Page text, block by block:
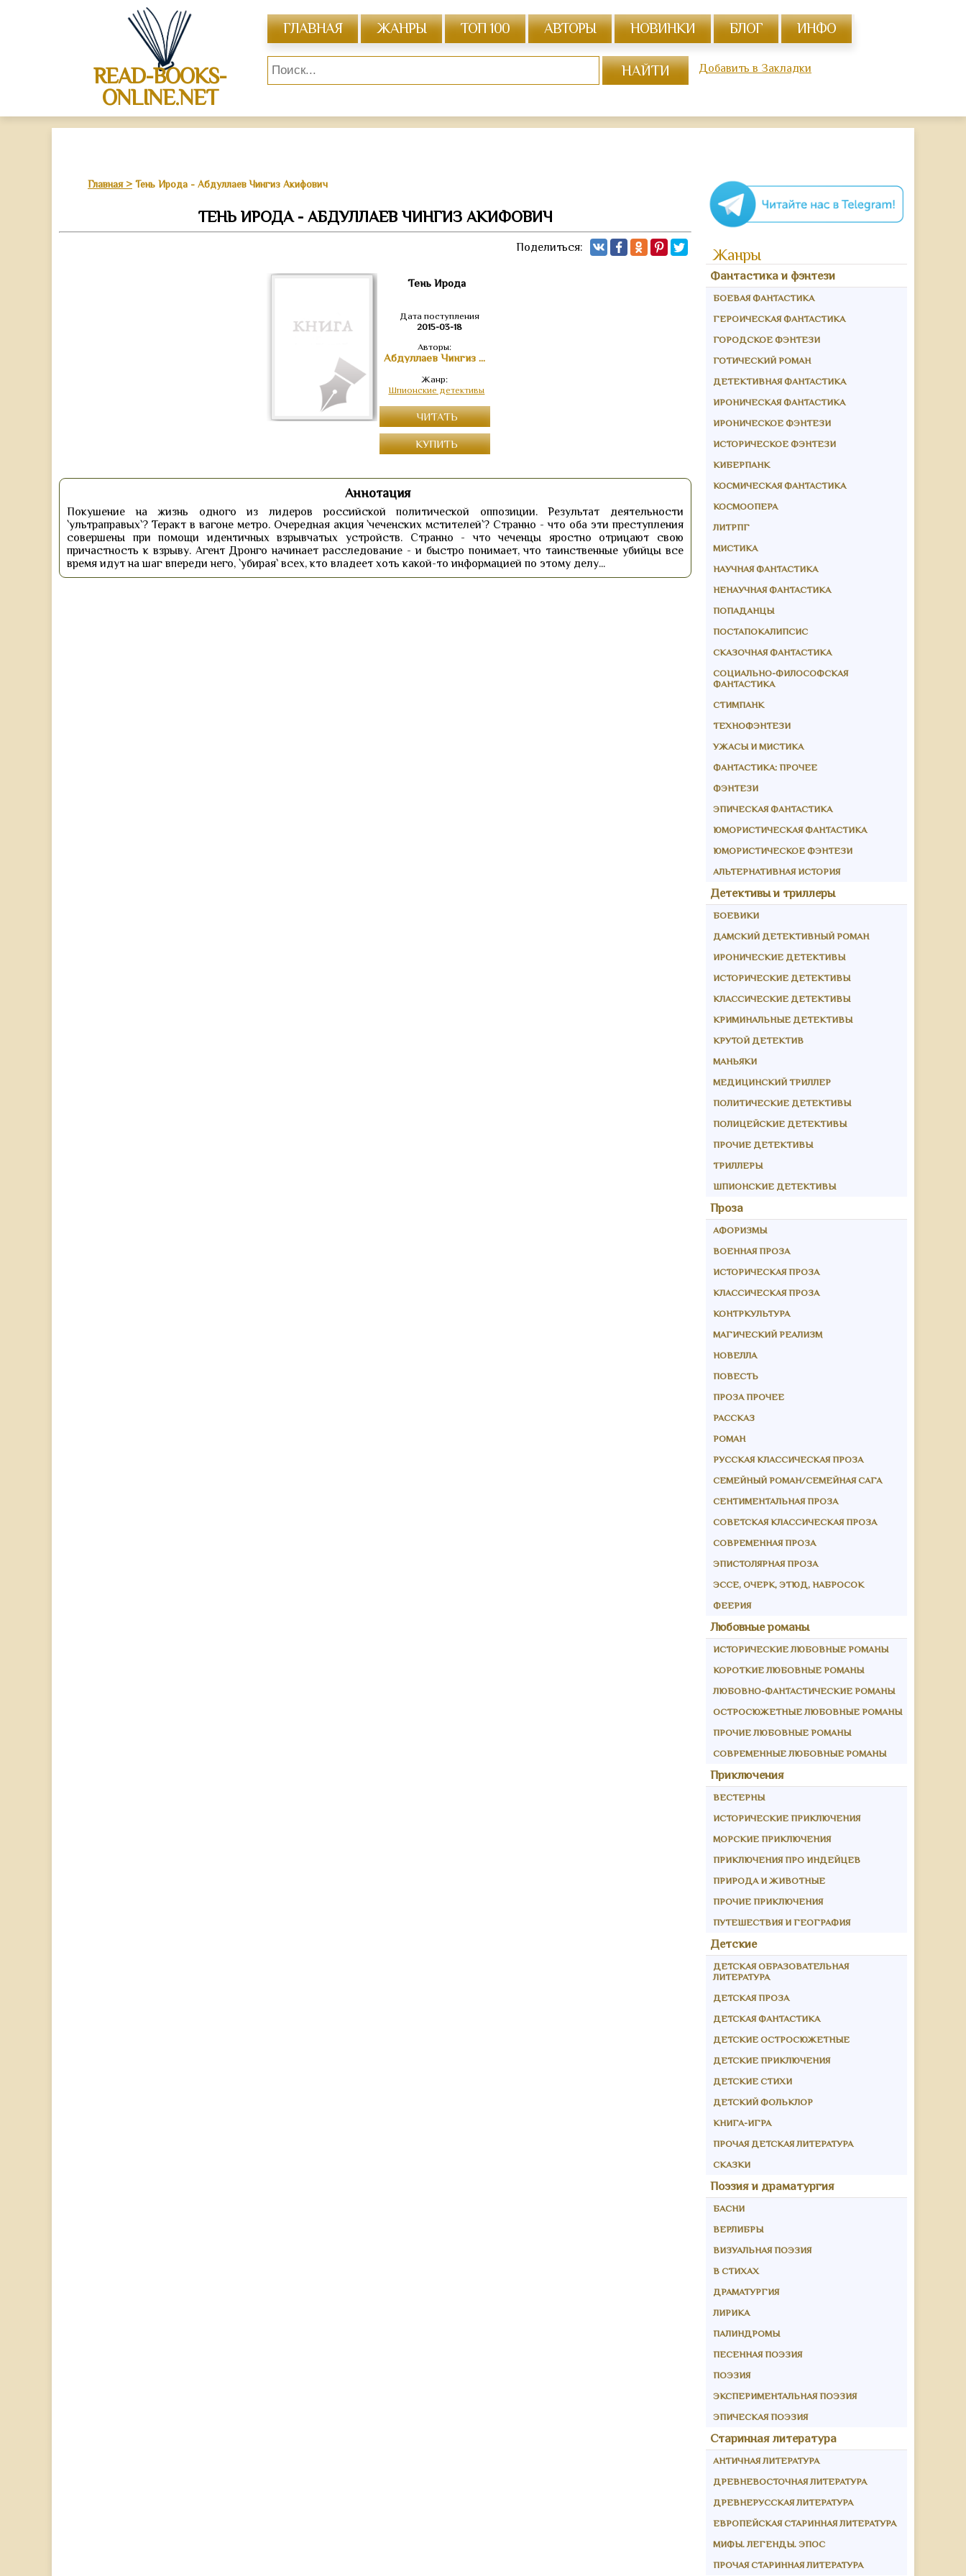
READ-BOOKS-
ONLINE.NET
ГЛАВНАЯ ЖАНРЫ ТОП 100 АВТОРЫ НОВИНКИ БЛОГ ИНФО
Добавить в Закладки
Главная Тень Ирода - Абдуллаев Чингиз Акифович
ТЕНЬ ИРОДА - АБДУЛЛАЕВ ЧИНГИЗ АКИФОВИЧ
Поделиться:
Тень Ирода
Дата поступления
2015-03-18
Авторы:
Абдуллаев Чингиз Акифович
Жанр:
Шпионские детективы
ЧИТАТЬ
КУПИТЬ
Аннотация
Покушение на жизнь одного из лидеров российской политической оппозиции. Результат деятельности
`ультраправых`? Теракт в вагоне метро. Очередная акция `чеченских мстителей`? Странно - что оба эти преступления
совершены при помощи идентичных взрывчатых устройств. Странно - что чеченцы яростно отрицают свою
причастность к взрыву. Агент Дронго начинает расследование - и быстро понимает, что таинственные убийцы все
время идут на шаг впереди него, `убирая` всех, кто владеет хоть какой-то информацией по этому делу...
Жанры
Фантастика и фэнтези
БОЕВАЯ ФАНТАСТИКА
ГЕРОИЧЕСКАЯ ФАНТАСТИКА
ГОРОДСКОЕ ФЭНТЕЗИ
ГОТИЧЕСКИЙ РОМАН
ДЕТЕКТИВНАЯ ФАНТАСТИКА
ИРОНИЧЕСКАЯ ФАНТАСТИКА
ИРОНИЧЕСКОЕ ФЭНТЕЗИ
ИСТОРИЧЕСКОЕ ФЭНТЕЗИ
КИБЕРПАНК
КОСМИЧЕСКАЯ ФАНТАСТИКА
КОСМООПЕРА
ЛИТРПГ
МИСТИКА
НАУЧНАЯ ФАНТАСТИКА
НЕНАУЧНАЯ ФАНТАСТИКА
ПОПАДАНЦЫ
ПОСТАПОКАЛИПСИС
СКАЗОЧНАЯ ФАНТАСТИКА
СОЦИАЛЬНО-ФИЛОСОФСКАЯ
ФАНТАСТИКА
СТИМПАНК
ТЕХНОФЭНТЕЗИ
УЖАСЫ И МИСТИКА
ФАНТАСТИКА: ПРОЧЕЕ
ФЭНТЕЗИ
ЭПИЧЕСКАЯ ФАНТАСТИКА
ЮМОРИСТИЧЕСКАЯ ФАНТАСТИКА
ЮМОРИСТИЧЕСКОЕ ФЭНТЕЗИ
АЛЬТЕРНАТИВНАЯ ИСТОРИЯ
Детективы и триллеры
БОЕВИКИ
ДАМСКИЙ ДЕТЕКТИВНЫЙ РОМАН
ИРОНИЧЕСКИЕ ДЕТЕКТИВЫ
ИСТОРИЧЕСКИЕ ДЕТЕКТИВЫ
КЛАССИЧЕСКИЕ ДЕТЕКТИВЫ
КРИМИНАЛЬНЫЕ ДЕТЕКТИВЫ
КРУТОЙ ДЕТЕКТИВ
МАНЬЯКИ
МЕДИЦИНСКИЙ ТРИЛЛЕР
ПОЛИТИЧЕСКИЕ ДЕТЕКТИВЫ
ПОЛИЦЕЙСКИЕ ДЕТЕКТИВЫ
ПРОЧИЕ ДЕТЕКТИВЫ
ТРИЛЛЕРЫ
ШПИОНСКИЕ ДЕТЕКТИВЫ
Проза
АФОРИЗМЫ
ВОЕННАЯ ПРОЗА
ИСТОРИЧЕСКАЯ ПРОЗА
КЛАССИЧЕСКАЯ ПРОЗА
КОНТРКУЛЬТУРА
МАГИЧЕСКИЙ РЕАЛИЗМ
НОВЕЛЛА
ПОВЕСТЬ
ПРОЗА ПРОЧЕЕ
РАССКАЗ
РОМАН
РУССКАЯ КЛАССИЧЕСКАЯ ПРОЗА
СЕМЕЙНЫЙ РОМАН/СЕМЕЙНАЯ САГА
СЕНТИМЕНТАЛЬНАЯ ПРОЗА
СОВЕТСКАЯ КЛАССИЧЕСКАЯ ПРОЗА
СОВРЕМЕННАЯ ПРОЗА
ЭПИСТОЛЯРНАЯ ПРОЗА
ЭССЕ, ОЧЕРК, ЭТЮД, НАБРОСОК
ФЕЕРИЯ
Любовные романы
ИСТОРИЧЕСКИЕ ЛЮБОВНЫЕ РОМАНЫ
КОРОТКИЕ ЛЮБОВНЫЕ РОМАНЫ
ЛЮБОВНО-ФАНТАСТИЧЕСКИЕ РОМАНЫ
ОСТРОСЮЖЕТНЫЕ ЛЮБОВНЫЕ РОМАНЫ
ПРОЧИЕ ЛЮБОВНЫЕ РОМАНЫ
СОВРЕМЕННЫЕ ЛЮБОВНЫЕ РОМАНЫ
Приключения
ВЕСТЕРНЫ
ИСТОРИЧЕСКИЕ ПРИКЛЮЧЕНИЯ
МОРСКИЕ ПРИКЛЮЧЕНИЯ
ПРИКЛЮЧЕНИЯ ПРО ИНДЕЙЦЕВ
ПРИРОДА И ЖИВОТНЫЕ
ПРОЧИЕ ПРИКЛЮЧЕНИЯ
ПУТЕШЕСТВИЯ И ГЕОГРАФИЯ
Детские
ДЕТСКАЯ ОБРАЗОВАТЕЛЬНАЯ
ЛИТЕРАТУРА
ДЕТСКАЯ ПРОЗА
ДЕТСКАЯ ФАНТАСТИКА
ДЕТСКИЕ ОСТРОСЮЖЕТНЫЕ
ДЕТСКИЕ ПРИКЛЮЧЕНИЯ
ДЕТСКИЕ СТИХИ
ДЕТСКИЙ ФОЛЬКЛОР
КНИГА-ИГРА
ПРОЧАЯ ДЕТСКАЯ ЛИТЕРАТУРА
СКАЗКИ
Поэзия и драматургия
БАСНИ
ВЕРЛИБРЫ
ВИЗУАЛЬНАЯ ПОЭЗИЯ
В СТИХАХ
ДРАМАТУРГИЯ
ЛИРИКА
ПАЛИНДРОМЫ
ПЕСЕННАЯ ПОЭЗИЯ
ПОЭЗИЯ
ЭКСПЕРИМЕНТАЛЬНАЯ ПОЭЗИЯ
ЭПИЧЕСКАЯ ПОЭЗИЯ
Старинная литература
АНТИЧНАЯ ЛИТЕРАТУРА
ДРЕВНЕВОСТОЧНАЯ ЛИТЕРАТУРА
ДРЕВНЕРУССКАЯ ЛИТЕРАТУРА
ЕВРОПЕЙСКАЯ СТАРИННАЯ ЛИТЕРАТУРА
МИФЫ. ЛЕГЕНДЫ. ЭПОС
ПРОЧАЯ СТАРИННАЯ ЛИТЕРАТУРА